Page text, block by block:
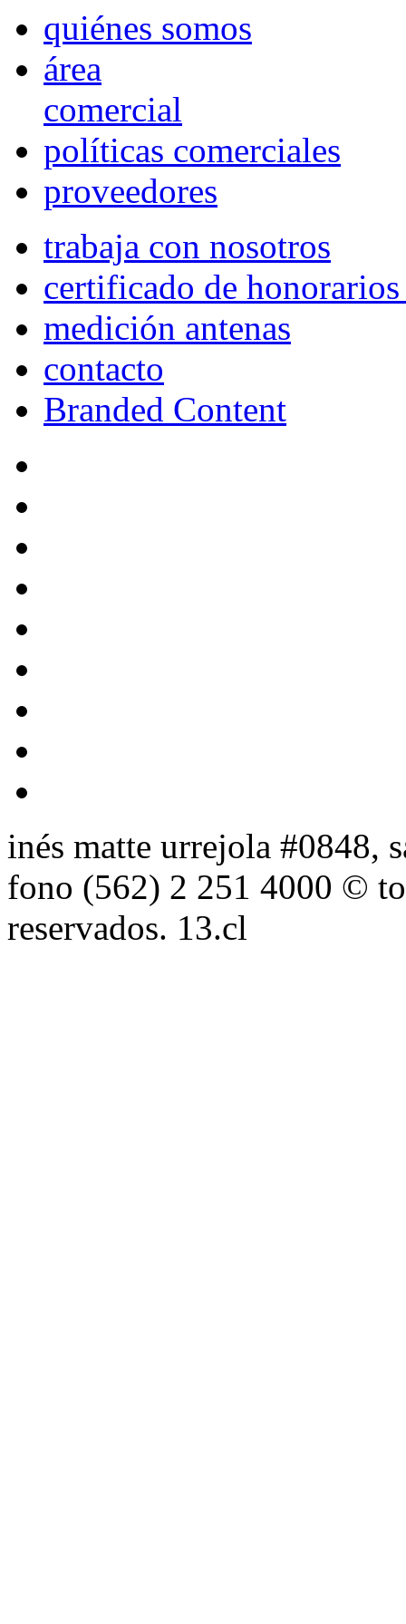
quiénes somos
área
comercial
políticas comerciales
proveedores
trabaja con nosotros
certificado de
medición antenas
contacto
Branded Content
inés matte urrejola #0848,
fono (562) 2 251 4000 ©
reservados. 13.cl